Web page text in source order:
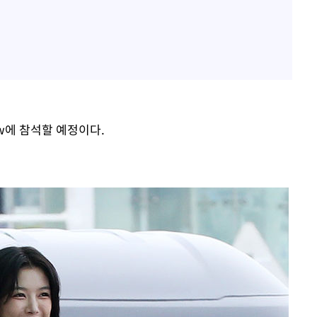
참석할 예정이다.